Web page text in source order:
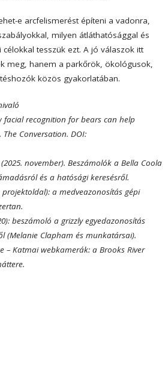
e arcfelismerést építeni a vadonra,
milyen átláthatósággal és
tesszük ezt. A jó válaszok itt
meg, hanem a parkőrök, ökológusok,
közös gyakorlatában.
facial recognition for bears can help
Conversation. DOI:
november). Beszámolók a Bella Coola
és a hatósági keresésről.
a medveazonosítás gépi
beszámoló a grizzly egyedazonosítás
(Melanie Clapham és munkatársai).
– Katmai webkamerák: a Brooks River